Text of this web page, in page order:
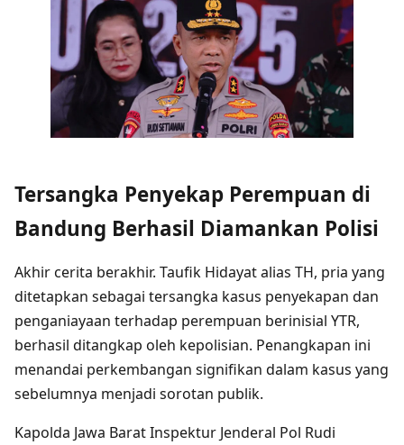
Tersangka Penyekap Perempuan di
Bandung Berhasil Diamankan Polisi
Akhir cerita berakhir. Taufik Hidayat alias TH, pria yang
ditetapkan sebagai tersangka kasus penyekapan dan
penganiayaan terhadap perempuan berinisial YTR,
berhasil ditangkap oleh kepolisian. Penangkapan ini
menandai perkembangan signifikan dalam kasus yang
sebelumnya menjadi sorotan publik.
Kapolda Jawa Barat Inspektur Jenderal Pol Rudi